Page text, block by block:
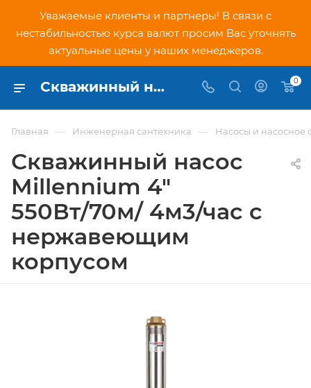
Уважаемые клиенты и партнеры! В связи с
нестабильностью курса валют просим Вас уточнять
актуальные цены у наших менеджеров.
Скважинный насос Millennium 4" 550Вт/70м/ 4м3/час с нержавеющим корпусом - купить по низкой цене в Москве, интернет-магазин PNDtech.ru 0
Главная — Инженерная сантехника — Насосы и насосное
Скважинный насос
Millennium 4"
550Вт/70м/ 4м3/час с
нержавеющим
корпусом